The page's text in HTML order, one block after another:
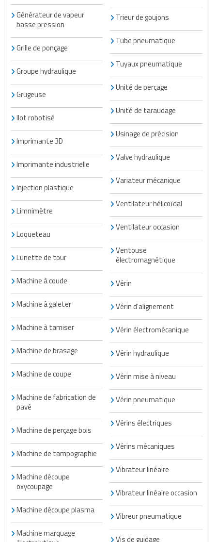
Générateur de vapeur
basse pression
Grille de ponçage
Groupe hydraulique
Grugeuse
Ilot robotisé
Imprimante 3D
Imprimante industrielle
Injection plastique
Limnimètre
Loqueteau
Lunette de tour
Machine à coude
Machine à galeter
Machine à tamiser
Machine de brasage
Machine de coupe
Machine de fabrication de
pavé
Machine de perçage bois
Machine de tampographie
Machine découpe
oxycoupage
Machine découpe plasma
Machine marquage
Trieur de goujons
Tube pneumatique
Tuyaux pneumatique
Unité de perçage
Unité de taraudage
Usinage de précision
Valve hydraulique
Variateur mécanique
Ventilateur hélicoïdal
Ventilateur occasion
Ventouse
électromagnétique
Vérin
Vérin d'alignement
Vérin électromécanique
Vérin hydraulique
Vérin mise à niveau
Vérin pneumatique
Vérins électriques
Vérins mécaniques
Vibrateur linéaire
Vibrateur linéaire occasion
Vibreur pneumatique
Vis de guidage